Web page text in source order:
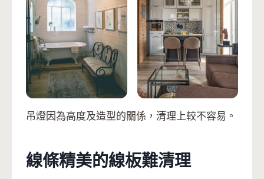
吊燈因為高度及造型的關係，清理上較不容易。
線條精美的線板難清理